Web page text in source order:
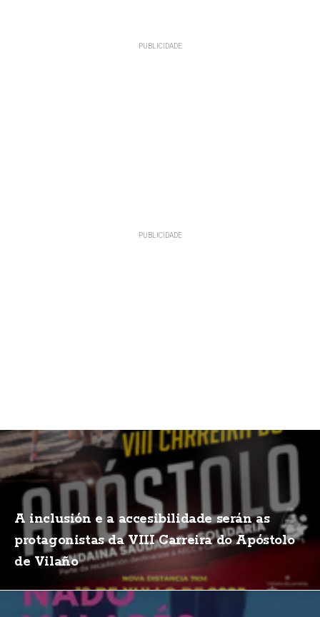
A inclusión e a accesibilidade serán as
protagonistas da VIII Carreira do Apóstolo
de Vilaño